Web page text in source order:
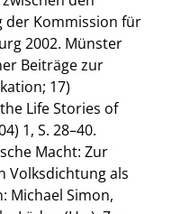
der Kommission für
2002. Münster
Beiträge zur
17)
Life Stories of
1, S. 28–40.
Macht: Zur
Volksdichtung als
Michael Simon,